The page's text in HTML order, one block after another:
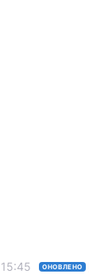
15:45 ОНОВЛЕНО